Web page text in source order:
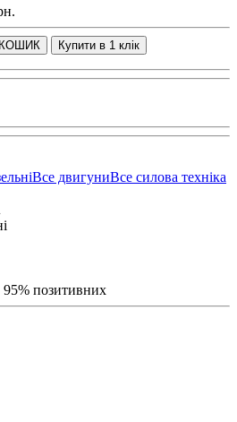
Купити в 1 клік
Все двигуниВсе силова техніка
95% позитивних